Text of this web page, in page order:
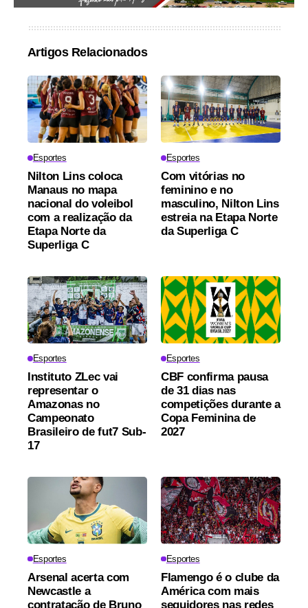
Artigos Relacionados
Esportes
Nilton Lins coloca
Manaus no mapa
nacional do voleibol
com a realização da
Etapa Norte da
Superliga C
Esportes
Com vitórias no
feminino e no
masculino, Nilton Lins
estreia na Etapa Norte
da Superliga C
Esportes
Instituto ZLec vai
representar o
Amazonas no
Campeonato
Brasileiro de fut7 Sub-
17
Esportes
CBF confirma pausa
de 31 dias nas
competições durante a
Copa Feminina de
2027
Esportes
Arsenal acerta com
Newcastle a
contratação de Bruno
Esportes
Flamengo é o clube da
América com mais
seguidores nas redes